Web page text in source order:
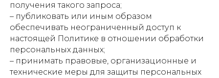
получения такого запроса;
– публиковать или иным образом
обеспечивать неограниченный доступ к
настоящей Политике в отношении обработки
персональных данных;
– принимать правовые, организационные и
технические меры для защиты персональных